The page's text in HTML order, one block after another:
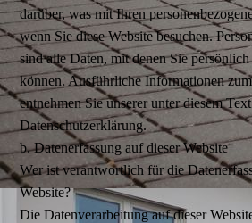
darüber, was mit Ihren
wenn Sie diese Website besuchen.
sind alle Daten, mit denen Sie
können. Ausführliche Informationen
entnehmen Sie unserer unter diesem
Datenschutzerklärung.
b. Datenerfassung auf dieser Website
Wer ist verantwortlich für die
Website?
Die Datenverarbeitung auf dieser